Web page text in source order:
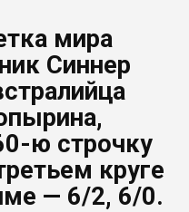
мира
Синнер
ю строчку
круге
— 6/2, 6/0.